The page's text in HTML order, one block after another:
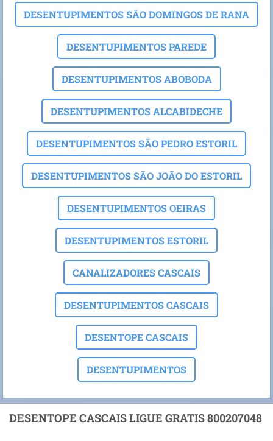
DESENTUPIMENTOS SÃO DOMINGOS DE RANA
DESENTUPIMENTOS PAREDE
DESENTUPIMENTOS ABOBODA
DESENTUPIMENTOS ALCABIDECHE
DESENTUPIMENTOS SÃO PEDRO ESTORIL
DESENTUPIMENTOS SÃO JOÃO DO ESTORIL
DESENTUPIMENTOS OEIRAS
DESENTUPIMENTOS ESTORIL
CANALIZADORES CASCAIS
DESENTUPIMENTOS CASCAIS
DESENTOPE CASCAIS
DESENTUPIMENTOS
DESENTOPE CASCAIS LIGUE GRATIS 800207048